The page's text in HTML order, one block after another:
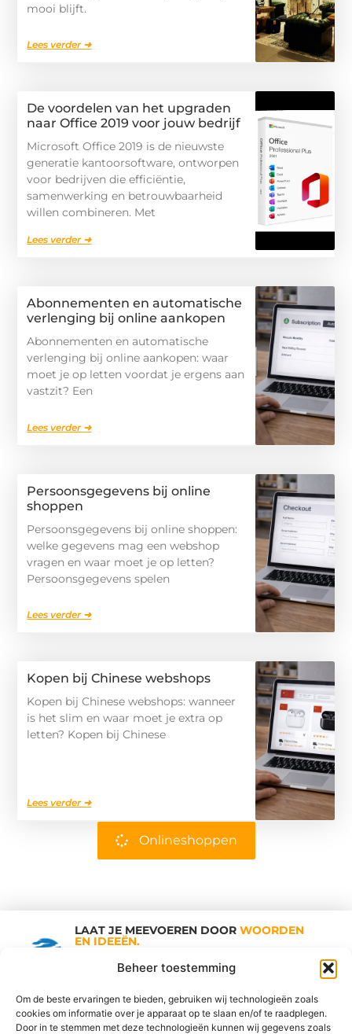
Beheer toestemming
Om de beste ervaringen te bieden, gebruiken wij technologieën zoals
cookies om informatie over je apparaat op te slaan en/of te raadplegen.
Door in te stemmen met deze technologieën kunnen wij gegevens zoals
mooi blijft.
Lees verder ➜
De voordelen van het upgraden
naar Office 2019 voor jouw bedrijf
Microsoft Office 2019 is de nieuwste
generatie kantoorsoftware, ontworpen
voor bedrijven die efficiëntie,
samenwerking en betrouwbaarheid
willen combineren. Met
Lees verder ➜
Abonnementen en automatische
verlenging bij online aankopen
Abonnementen en automatische
verlenging bij online aankopen: waar
moet je op letten voordat je ergens aan
vastzit? Een
Lees verder ➜
Persoonsgegevens bij online
shoppen
Persoonsgegevens bij online shoppen:
welke gegevens mag een webshop
vragen en waar moet je op letten?
Persoonsgegevens spelen
Lees verder ➜
Kopen bij Chinese webshops
Kopen bij Chinese webshops: wanneer
is het slim en waar moet je extra op
letten? Kopen bij Chinese
Lees verder ➜
Onlineshoppen
LAAT JE MEEVOEREN DOOR WOORDEN
EN IDEEËN.
Vind Ons Hier :